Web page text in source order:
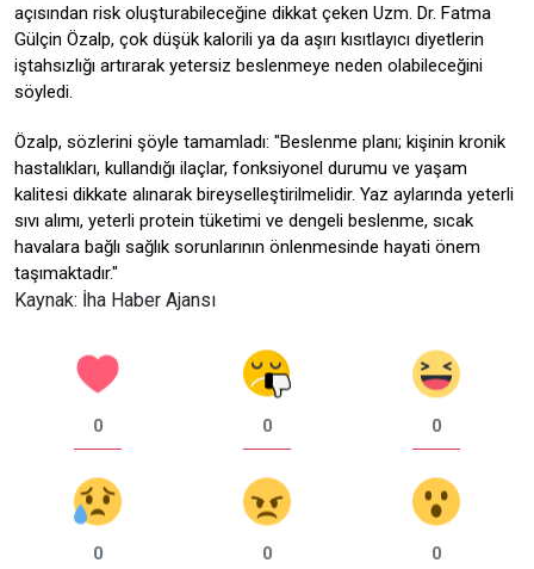
açısından risk oluşturabileceğine dikkat çeken Uzm. Dr. Fatma
Gülçin Özalp, çok düşük kalorili ya da aşırı kısıtlayıcı diyetlerin
iştahsızlığı artırarak yetersiz beslenmeye neden olabileceğini
söyledi.
Özalp, sözlerini şöyle tamamladı: "Beslenme planı; kişinin kronik
hastalıkları, kullandığı ilaçlar, fonksiyonel durumu ve yaşam
kalitesi dikkate alınarak bireyselleştirilmelidir. Yaz aylarında yeterli
sıvı alımı, yeterli protein tüketimi ve dengeli beslenme, sıcak
havalara bağlı sağlık sorunlarının önlenmesinde hayati önem
taşımaktadır."
Kaynak: İha Haber Ajansı
0 0 0
0 0 0